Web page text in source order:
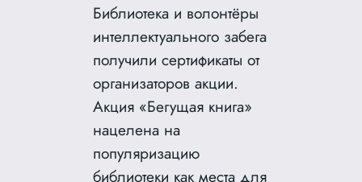
Библиотека и волонтёры
интеллектуального забега
получили сертификаты от
организаторов акции.
Акция «Бегущая книга»
нацелена на
популяризацию
библиотеки как места для